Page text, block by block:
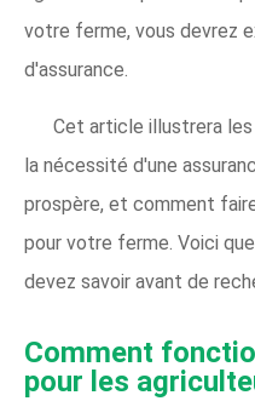
votre ferme, vous devrez
d'assurance.
Cet article illustrera les
la nécessité d'une
prospère, et comment
pour votre ferme. Voici
devez savoir avant de
Comment
pour les